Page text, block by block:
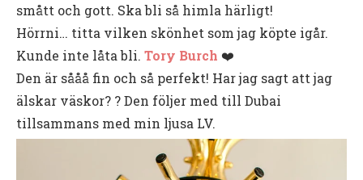
smått och gott. Ska bli så himla härligt!
Hörrni… titta vilken skönhet som jag köpte igår.
Kunde inte låta bli. Tory Burch ❤️
Den är sååå fin och så perfekt! Har jag sagt att jag
älskar väskor? ? Den följer med till Dubai
tillsammans med min ljusa LV.